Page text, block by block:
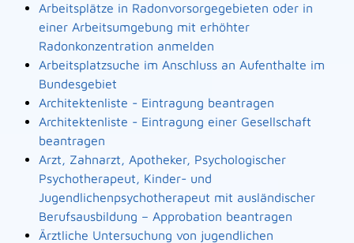
Arbeitsplätze in Radonvorsorgegebieten oder in
einer Arbeitsumgebung mit erhöhter
Radonkonzentration anmelden
Arbeitsplatzsuche im Anschluss an Aufenthalte im
Bundesgebiet
Architektenliste - Eintragung beantragen
Architektenliste - Eintragung einer Gesellschaft
beantragen
Arzt, Zahnarzt, Apotheker, Psychologischer
Psychotherapeut, Kinder- und
Jugendlichenpsychotherapeut mit ausländischer
Berufsausbildung – Approbation beantragen
Ärztliche Untersuchung von jugendlichen